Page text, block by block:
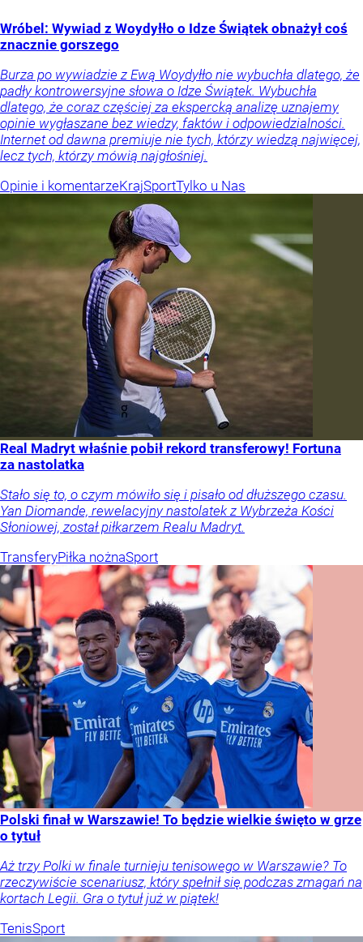
Wróbel: Wywiad z Woydyłło o Idze Świątek obnażył coś
znacznie gorszego
Burza po wywiadzie z Ewą Woydyłło nie wybuchła dlatego, że
padły kontrowersyjne słowa o Idze Świątek. Wybuchła
dlatego, że coraz częściej za ekspercką analizę uznajemy
opinie wygłaszane bez wiedzy, faktów i odpowiedzialności.
Internet od dawna premiuje nie tych, którzy wiedzą najwięcej,
lecz tych, którzy mówią najgłośniej.
Opinie i komentarzeKrajSportTylko u Nas
Real Madryt właśnie pobił rekord transferowy! Fortuna
za nastolatka
Stało się to, o czym mówiło się i pisało od dłuższego czasu.
Yan Diomande, rewelacyjny nastolatek z Wybrzeża Kości
Słoniowej, został piłkarzem Realu Madryt.
TransferyPiłka nożnaSport
Polski finał w Warszawie! To będzie wielkie święto w grze
o tytuł
Aż trzy Polki w finale turnieju tenisowego w Warszawie? To
rzeczywiście scenariusz, który spełnił się podczas zmagań na
kortach Legii. Gra o tytuł już w piątek!
TenisSport